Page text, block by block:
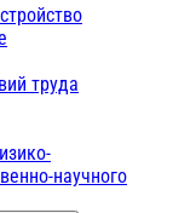
труда
научного